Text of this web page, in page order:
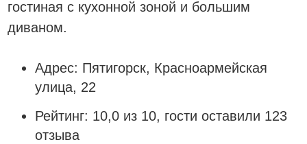
гостиная с кухонной зоной и большим
диваном.
Адрес: Пятигорск, Красноармейская
улица, 22
Рейтинг: 10,0 из 10, гости оставили 123
отзыва